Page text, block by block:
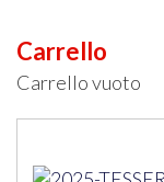
Carrello
Carrello vuoto